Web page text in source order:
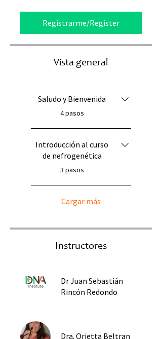
Registrarme/Register
Vista general
Saludo y Bienvenida
.
4 pasos
Introducción al curso
de nefrogenética
.
3 pasos
Cargar más
Instructores
Dr Juan Sebastián
Rincón Redondo
Dra. Orietta Beltran